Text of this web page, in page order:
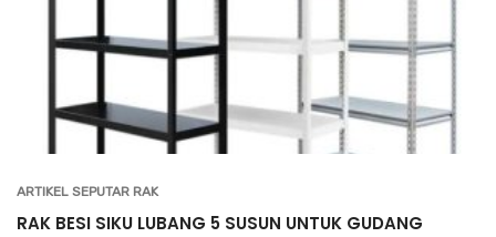
ARTIKEL SEPUTAR RAK
RAK BESI SIKU LUBANG 5 SUSUN UNTUK GUDANG